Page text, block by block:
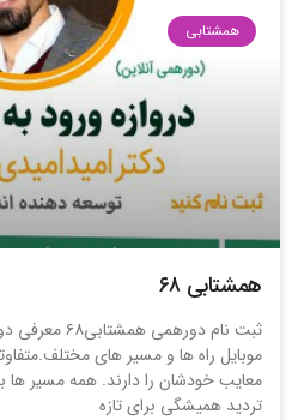
همشتابی
همشتابی ۶۸
ثبت نام
موبایل راه ها و مسیر های
معایب خودشان را دارند. همه مسیر ها
تردید همیشگی برای تازه